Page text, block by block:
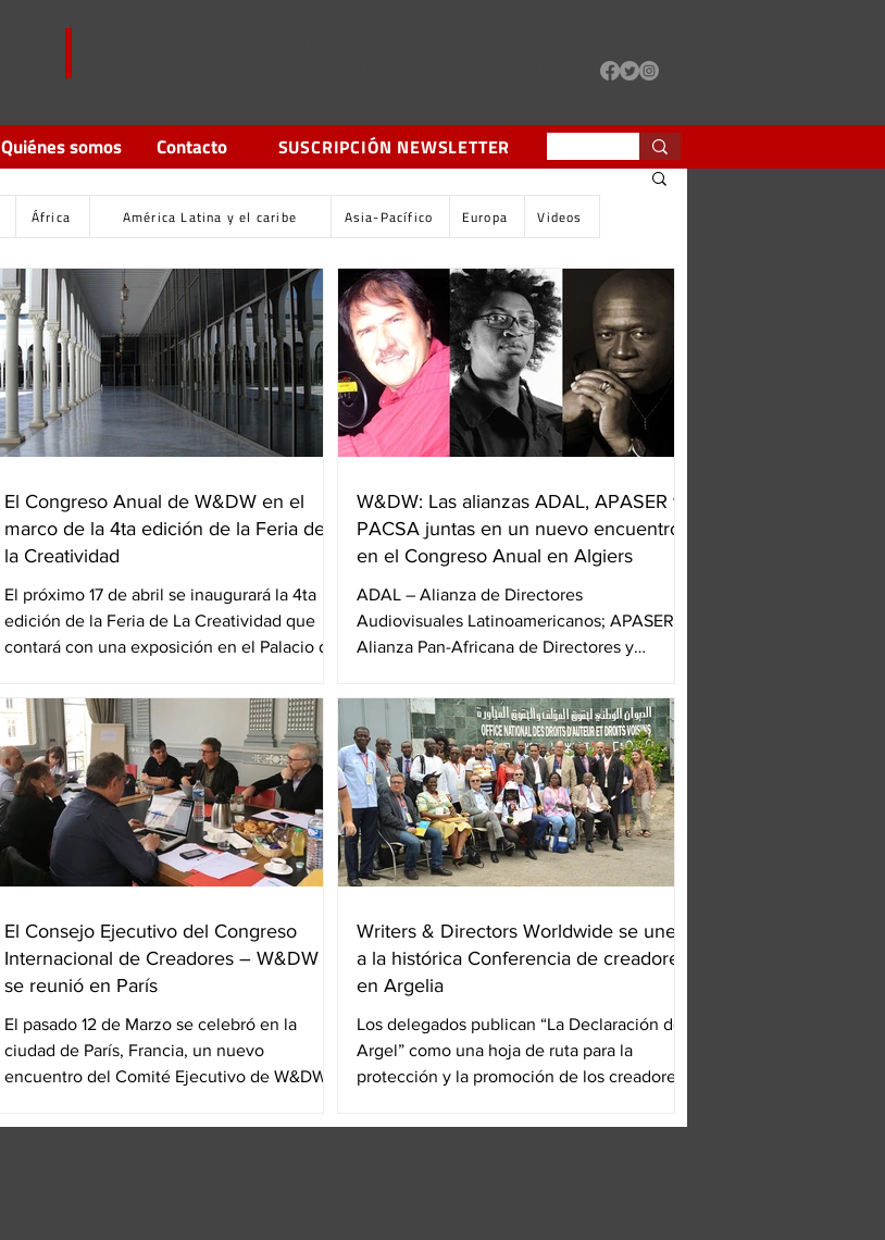
Quiénes somos Contacto SUSCRIPCIÓN NEWSLETTER
El Congreso Anual de W&DW en el
marco de la 4ta edición de la Feria de
la Creatividad
El próximo 17 de abril se inaugurará la 4ta
edición de la Feria de La Creatividad que
contará con una exposición en el Palacio de
W&DW: Las alianzas ADAL, APASER y
PACSA juntas en un nuevo encuentro
en el Congreso Anual en Algiers
ADAL – Alianza de Directores
Audiovisuales Latinoamericanos; APASER –
Alianza Pan-Africana de Directores y
El Consejo Ejecutivo del Congreso
Internacional de Creadores – W&DW –
se reunió en París
El pasado 12 de Marzo se celebró en la
ciudad de París, Francia, un nuevo
encuentro del Comité Ejecutivo de W&DW,
Writers & Directors Worldwide se unen
a la histórica Conferencia de creadores
en Argelia
Los delegados publican “La Declaración de
Argel” como una hoja de ruta para la
protección y la promoción de los creadores
África América Latina y el caribe Asia-Pacífico Europa Videos